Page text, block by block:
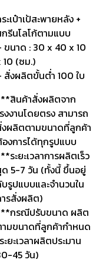
ะเป๋าเป้สะพายหลัง +
รีนโลโก้ตามแบบ
ขนาด : 30 x 40 x 10
10 (ซม.)
สั่งผลิตขั้นต่ำ 100 ใบ
สินค้าสั่งผลิตจาก
งงานโดยตรง สามารถ
ผลิตตามขนาดที่ลูกค้า
งการได้ทุกรูปแบบ
ระยะเวลาการผลิตเร็ว
5-7 วัน (ทั้งนี้ ขึ้นอยู่
รูปแบบและจำนวนใน
รสั่งผลิต)
กรณีปรับขนาด ผลิต
มขนาดที่ลูกค้ากำหนด
ะยะเวลาผลิตประมาน
45 วัน)